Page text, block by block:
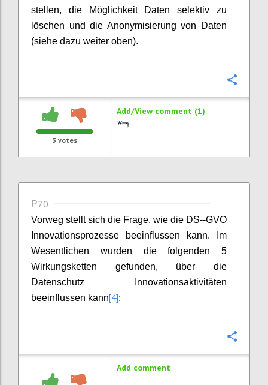
stellen, die Möglichkeit Daten selektiv zu
löschen und die Anonymisierung von Daten
(siehe dazu weiter oben).
3 votes
Add/View comment (1)
P70
Vorweg stellt sich die Frage, wie die DS--GVO
Innovationsprozesse beeinflussen kann. Im
Wesentlichen wurden die folgenden 5
Wirkungsketten gefunden, über die
Datenschutz Innovationsaktivitäten
beeinflussen kann[4]:
Add comment